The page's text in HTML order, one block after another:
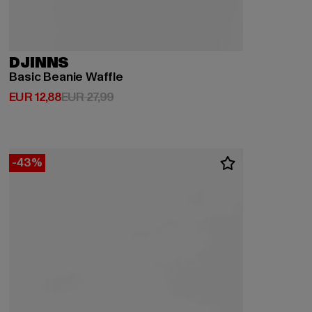
DJINNS
Basic Beanie Waffle
EUR 12,88
Derzeitiger Preis: EUR 12,88
EUR 27,99Aktionspreis: EUR 27,99
-43%